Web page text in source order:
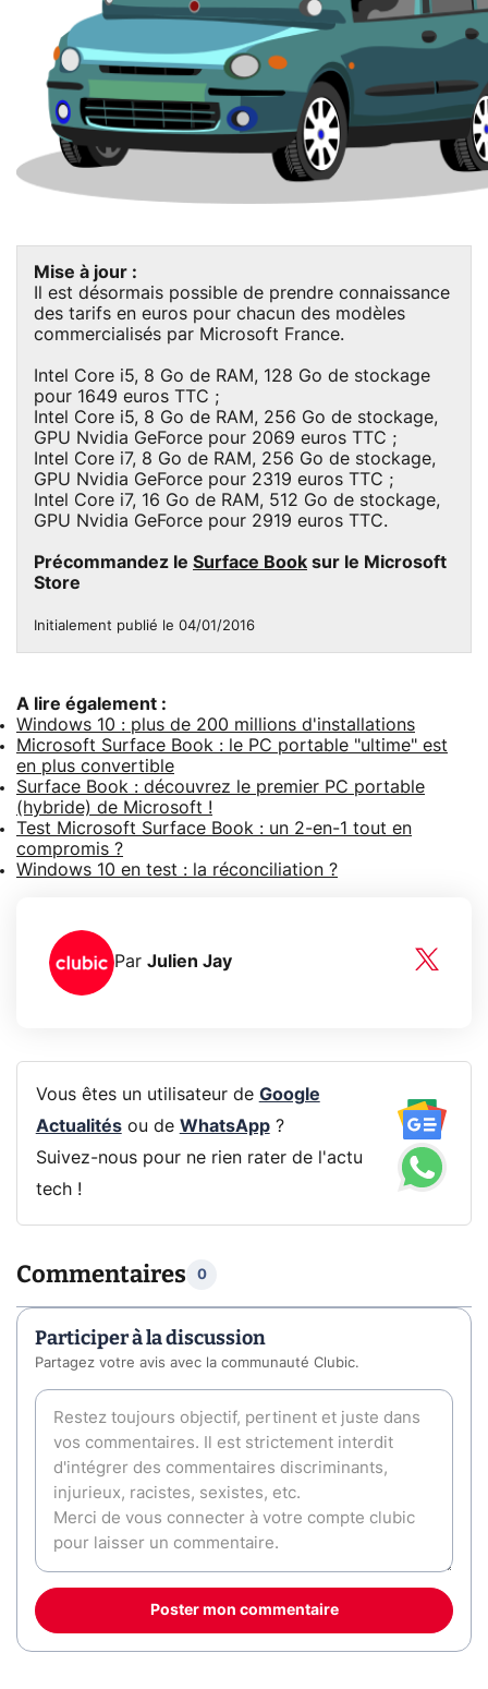
Mise à jour :
Il est désormais possible de prendre connaissance
des tarifs en euros pour chacun des modèles
commercialisés par Microsoft France.
Intel Core i5, 8 Go de RAM, 128 Go de stockage
pour 1649 euros TTC ;
Intel Core i5, 8 Go de RAM, 256 Go de stockage,
GPU Nvidia GeForce pour 2069 euros TTC ;
Intel Core i7, 8 Go de RAM, 256 Go de stockage,
GPU Nvidia GeForce pour 2319 euros TTC ;
Intel Core i7, 16 Go de RAM, 512 Go de stockage,
GPU Nvidia GeForce pour 2919 euros TTC.
Précommandez le Surface Book sur le Microsoft
Store
Initialement publié le 04/01/2016
A lire également :
Windows 10 : plus de 200 millions d'installations
Microsoft Surface Book : le PC portable "ultime" est
en plus convertible
Surface Book : découvrez le premier PC portable
(hybride) de Microsoft !
Test Microsoft Surface Book : un 2-en-1 tout en
compromis ?
Windows 10 en test : la réconciliation ?
Par Julien Jay
Vous êtes un utilisateur de Google
Actualitésou de WhatsApp?
Suivez-nous pour ne rien rater de l'actu
tech !
Commentaires 0
Participer à la discussion
Partagez votre avis avec la communauté Clubic.
Poster mon commentaire